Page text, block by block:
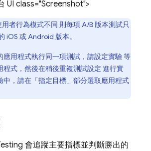
UI class="Screenshot">
用者行為模式不同 則每項 A/B 版本測試只
iOS 或 Android 版本。
應用程式執行同一項測試，請設定實驗 等
程式，然後在稍後重複測試設定 進行實
，請在「指定目標」 部分選取應用程式
會追蹤主要指標並判斷勝出的